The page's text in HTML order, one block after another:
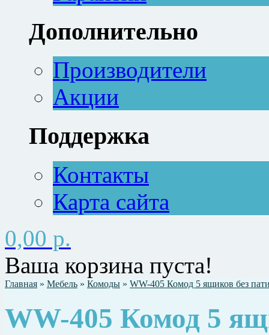
Дополнительно
Производители
Акции
Поддержка
Контакты
Карта сайта
0,00 р.
Ваша корзина пуста!
Главная » Мебель » Комоды » WW-405 Комод 5 ящиков без
WW-405 Комод 5